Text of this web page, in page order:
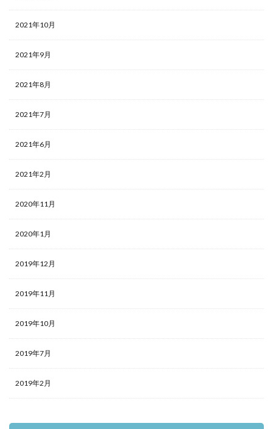
2021年10月
2021年9月
2021年8月
2021年7月
2021年6月
2021年2月
2020年11月
2020年1月
2019年12月
2019年11月
2019年10月
2019年7月
2019年2月